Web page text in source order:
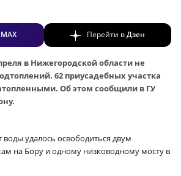
MAX Перейти вДзен
в Нижегородской области не
62 приусадебных участка
Об этом сообщили в ГУ
удалось освободиться двум
на Бору и одному низководному мосту в